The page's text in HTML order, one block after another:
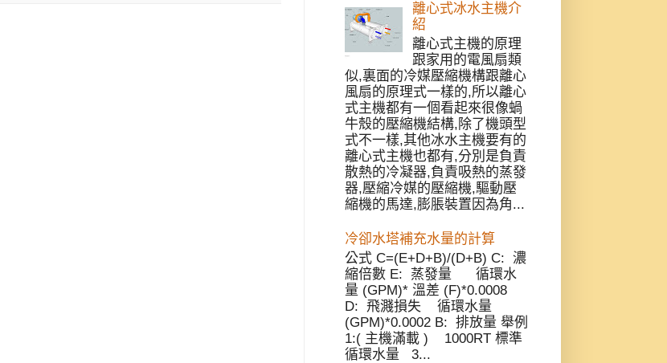
離心式冰水主機介
紹
離心式主機的原理
跟家用的電風扇類
似,裏面的冷媒壓縮機構跟離心
風扇的原理式一樣的,所以離心
式主機都有一個看起來很像蝸
牛殼的壓縮機結構,除了機頭型
式不一樣,其他冰水主機要有的
離心式主機也都有,分別是負責
散熱的冷凝器,負責吸熱的蒸發
器,壓縮冷媒的壓縮機,驅動壓
縮機的馬達,膨脹裝置因為角...
冷卻水塔補充水量的計算
公式 C=(E+D+B)/(D+B) C: 濃
縮倍數 E: 蒸發量 循環水
量 (GPM)* 溫差 (F)*0.0008
D: 飛濺損失 循環水量
(GPM)*0.0002 B: 排放量 舉例
1:( 主機滿載 ) 1000RT 標準
循環水量 3...